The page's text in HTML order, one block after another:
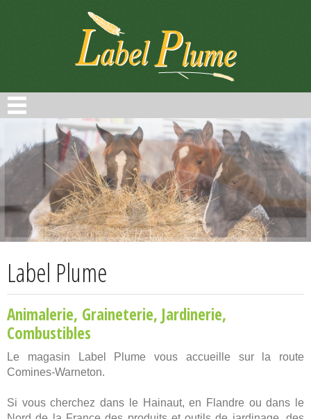
Label Plume
Animalerie, Graineterie, Jardinerie,
Combustibles
Le magasin Label Plume vous accueille sur la route
Comines-Warneton.
Si vous cherchez dans le Hainaut, en Flandre ou dans le